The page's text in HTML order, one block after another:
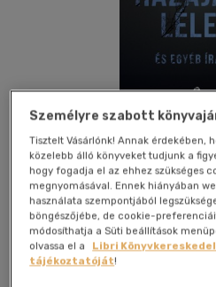
Kívánságlistához adom
Trubadur Kiadó|2014|magyar
226 oldal
Személyre szabott
Tisztelt Vásárlónk! Annak érdekében,
közelebb álló könyveket tudjunk a
hogy fogadja el az ehhez szükséges
megnyomásával. Ennek hiányában
használata szempontjából
böngészőjébe, de cookie-
módosíthatja a Süti beállítások
olvassa el a
Libri
tájékoztatóját!